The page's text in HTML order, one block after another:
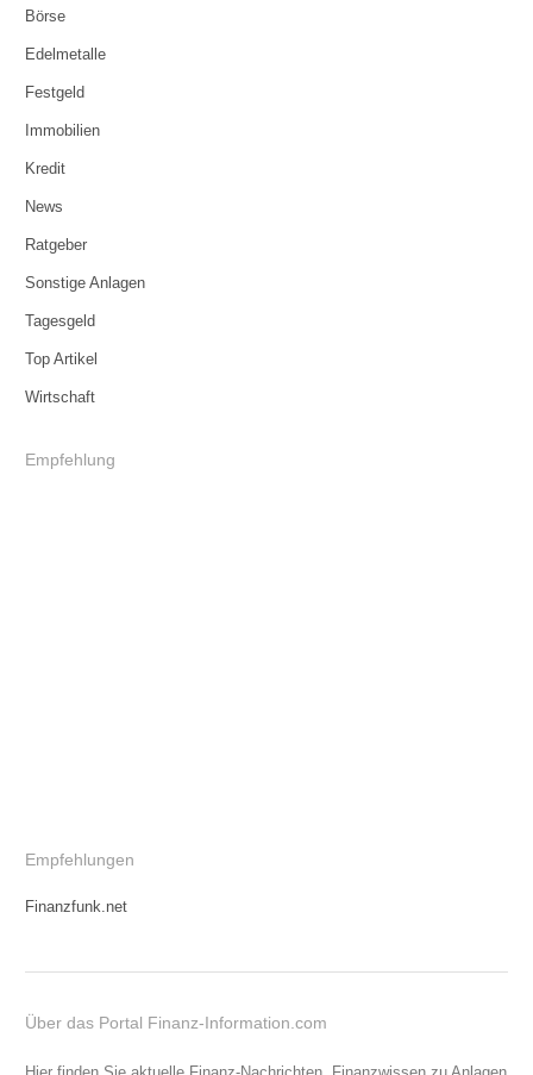
Börse
Edelmetalle
Festgeld
Immobilien
Kredit
News
Ratgeber
Sonstige Anlagen
Tagesgeld
Top Artikel
Wirtschaft
Empfehlung
Empfehlungen
Finanzfunk.net
Über das Portal Finanz-Information.com